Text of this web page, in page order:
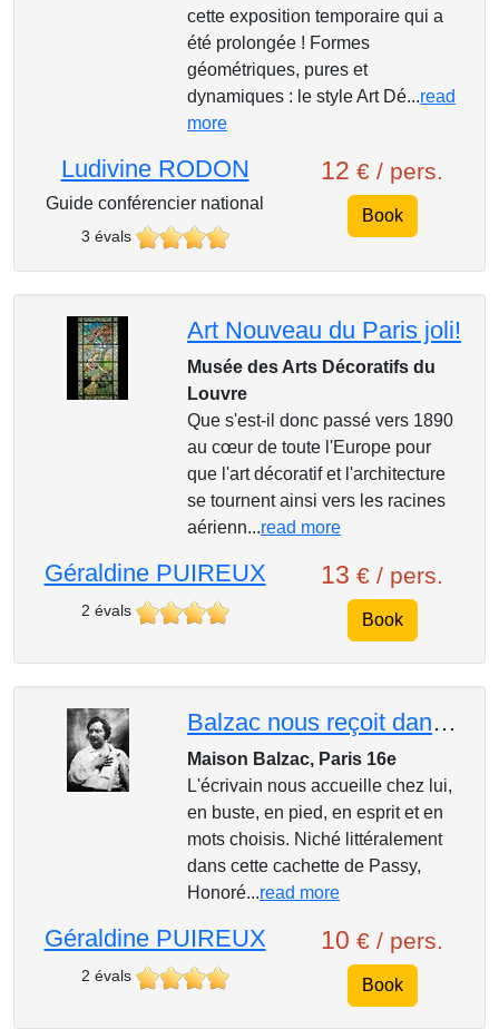
cette exposition temporaire qui a
été prolongée ! Formes
géométriques, pures et
dynamiques : le style Art Dé...read
more
Ludivine RODON
Guide conférencier national
3 évals
12 € / pers.
Book
Art Nouveau du Paris joli!
Musée des Arts Décoratifs du
Louvre
Que s'est-il donc passé vers 1890
au cœur de toute l'Europe pour
que l'art décoratif et l'architecture
se tournent ainsi vers les racines
aérienn...read more
Géraldine PUIREUX
2 évals
13 € / pers.
Book
Balzac nous reçoit dans sa maison de Passy!
Maison Balzac, Paris 16e
L'écrivain nous accueille chez lui,
en buste, en pied, en esprit et en
mots choisis. Niché littéralement
dans cette cachette de Passy,
Honoré...read more
Géraldine PUIREUX
2 évals
10 € / pers.
Book